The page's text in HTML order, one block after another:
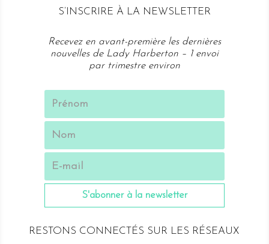
S’ INSCRIRE À LA NEWSLETTER
Recevez en avant-première les dernières
nouvelles de Lady Harberton – 1 envoi
par trimestre environ
S'abonner à la newsletter
RESTONS CONNECTÉS SUR LES RÉSEAUX